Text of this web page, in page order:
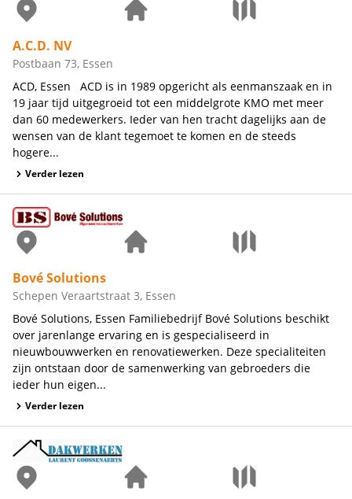
A.C.D. NV
Postbaan 73, Essen
ACD, Essen ACD is in 1989 opgericht als eenmanszaak en in
19 jaar tijd uitgegroeid tot een middelgrote KMO met meer
dan 60 medewerkers. Ieder van hen tracht dagelijks aan de
wensen van de klant tegemoet te komen en de steeds
hogere...
Verder lezen
Bové Solutions
Schepen Veraartstraat 3, Essen
Bové Solutions, Essen Familiebedrijf Bové Solutions beschikt
over jarenlange ervaring en is gespecialiseerd in
nieuwbouwwerken en renovatiewerken. Deze specialiteiten
zijn ontstaan door de samenwerking van gebroeders die
ieder hun eigen...
Verder lezen